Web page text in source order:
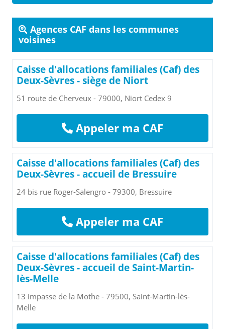
Agences CAF dans les communes
voisines
Caisse d'allocations familiales (Caf) des
Deux-Sèvres - siège de Niort
51 route de Cherveux - 79000, Niort Cedex 9
Appeler ma CAF
Caisse d'allocations familiales (Caf) des
Deux-Sèvres - accueil de Bressuire
24 bis rue Roger-Salengro - 79300, Bressuire
Appeler ma CAF
Caisse d'allocations familiales (Caf) des
Deux-Sèvres - accueil de Saint-Martin-
lès-Melle
13 impasse de la Mothe - 79500, Saint-Martin-lès-
Melle